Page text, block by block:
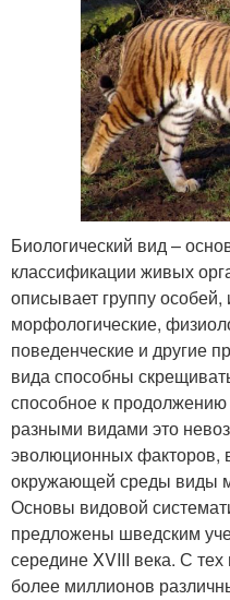
Биологический вид –
классификации живых
описывает группу
морфологические,
поведенческие и другие
вида способны
способное к
разными видами это
эволюционных факторов,
окружающей среды виды
Основы видовой
предложены шведским
середине XVIII века. С
более миллионов